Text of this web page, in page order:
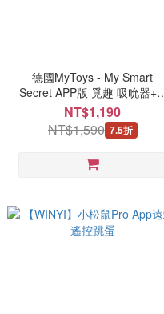
德國MyToys - My Smart
Secret APP版 覓趣 吸吮器+G
點震動跳蛋+遠端遙控
NT$1,190
NT$1,590 7.5折